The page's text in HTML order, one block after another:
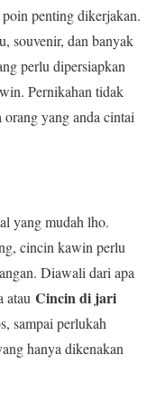
penting dikerjakan.
souvenir, dan banyak
perlu dipersiapkan
Pernikahan tidak
yang anda cintai
yang mudah lho.
cincin kawin perlu
Diawali dari apa
atau Cincin di jari
sampai perlukah
hanya dikenakan